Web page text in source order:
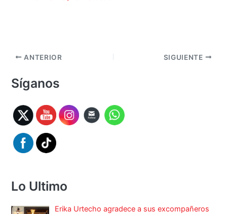
ANTERIOR SIGUIENTE
Síganos
Lo Ultimo
Erika Urtecho agradece a sus excompañeros